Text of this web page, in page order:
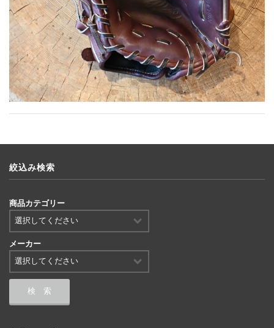
絞込み検索
商品カテゴリー
メーカー